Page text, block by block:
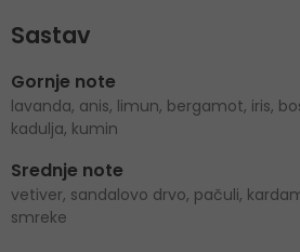
Sastav
Gornje note
lavanda, anis, limun, bergamot, iris,
kadulja, kumin
Srednje note
vetiver, sandalovo drvo, pačuli,
smreke